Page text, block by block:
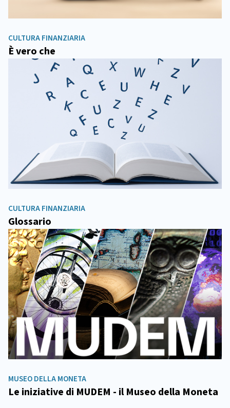
CULTURA FINANZIARIA
È vero che
CULTURA FINANZIARIA
Glossario
MUSEO DELLA MONETA
Le iniziative di MUDEM - il Museo della Moneta